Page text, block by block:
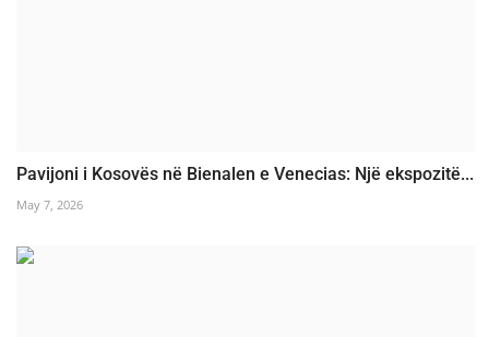
Pavijoni i Kosovës në Bienalen e Venecias: Një ekspozitë...
May 7, 2026